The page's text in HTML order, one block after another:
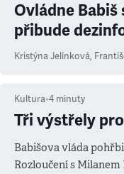
Ovládne
přibude
Kristýna Jelínková,
Kultura•4 minuty
Tři výstřely
Babišova vláda
Rozloučení s